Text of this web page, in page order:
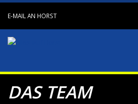
E-MAIL AN HORST
DAS TEAM